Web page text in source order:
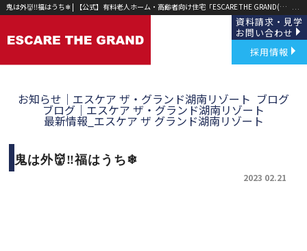
鬼は外👹‼福はうち❄ | 【公式】有料老人ホーム・高齢者向け住宅「ESCARE THE GRAND(エスケア ザ グランド)」草津・野洲｜
資料請求・見学
お問い合わせ
採用情報
お知らせ｜エスケア ザ・グランド湖南リゾート ブログ
ブログ｜エスケア ザ・グランド湖南リゾート
最新情報_エスケア ザ グランド湖南リゾート
鬼は外👹‼福はうち❄
2023 02.21